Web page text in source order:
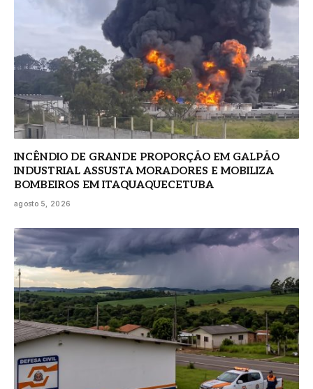
INCÊNDIO DE GRANDE PROPORÇÃO EM GALPÃO
INDUSTRIAL ASSUSTA MORADORES E MOBILIZA
BOMBEIROS EM ITAQUAQUECETUBA
agosto 5, 2026